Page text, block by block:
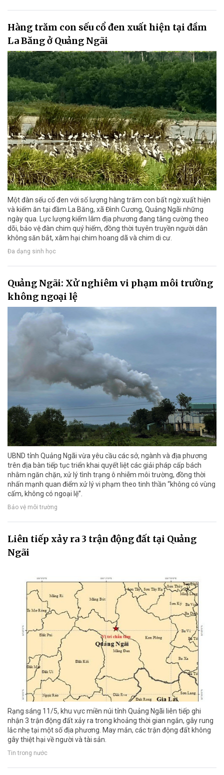
Hàng trăm con sếu cổ đen xuất hiện tại đầm
La Băng ở Quảng Ngãi
Một đàn sếu cổ đen với số lượng hàng trăm con bất ngờ xuất hiện
và kiếm ăn tại đầm La Băng, xã Đình Cương, Quảng Ngãi những
ngày qua. Lực lượng kiểm lâm địa phương đang tăng cường theo
dõi, bảo vệ đàn chim quý hiếm, đồng thời tuyên truyền người dân
không săn bắt, xâm hại chim hoang dã và chim di cư.
Đa dạng sinh học
Quảng Ngãi: Xử nghiêm vi phạm môi trường
không ngoại lệ
UBND tỉnh Quảng Ngãi vừa yêu cầu các sở, ngành và địa phương
trên địa bàn tiếp tục triển khai quyết liệt các giải pháp cấp bách
nhằm ngăn chặn, xử lý tình trạng ô nhiễm môi trường, đồng thời
nhấn mạnh quan điểm xử lý vi phạm theo tinh thần “không có vùng
cấm, không có ngoại lệ”.
Bảo vệ môi trường
Liên tiếp xảy ra 3 trận động đất tại Quảng
Ngãi
Rạng sáng 11/5, khu vực miền núi tỉnh Quảng Ngãi liên tiếp ghi
nhận 3 trận động đất xảy ra trong khoảng thời gian ngắn, gây rung
lắc nhẹ tại một số địa phương. May mắn, các trận động đất không
gây thiệt hại về người và tài sản.
Tin trong nước